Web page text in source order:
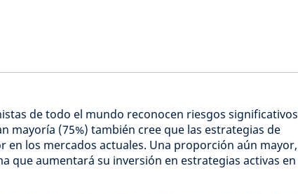
de todo el mundo reconocen riesgos significativos
mayoría (75%) también cree que las estrategias de
en los mercados actuales. Una proporción aún mayor,
que aumentará su inversión en estrategias activas en